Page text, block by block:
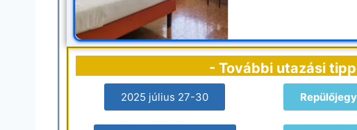
- További utazási
2025 július 27-30 Repülőjegy